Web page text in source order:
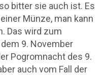
bitter sie auch ist. Es
Münze, man kann
Das wird zum
9. November
Pogromnacht des 9.
auch vom Fall der